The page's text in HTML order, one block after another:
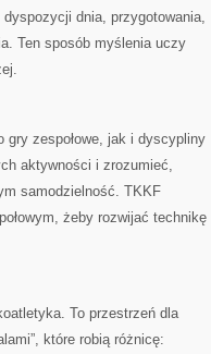
dnia, przygotowania,
Ten sposób myślenia uczy
gry zespołowe, jak i dyscypliny
aktywności i zrozumieć,
samodzielność. TKKF
żeby rozwijać technikę
To przestrzeń dla
które robią różnicę: